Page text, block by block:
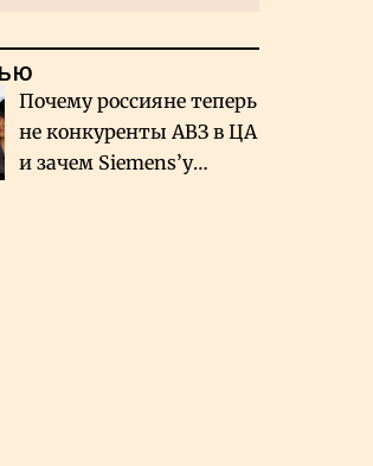
Почему россияне теперь
не конкуренты АВЗ в ЦА
и зачем Siemens’у